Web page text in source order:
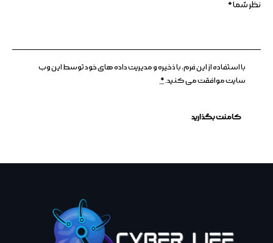
با استفاده از این فرم، با ذخیره و مدیریت داده های خود توسط این وب
سایت موافقت می کنید.*